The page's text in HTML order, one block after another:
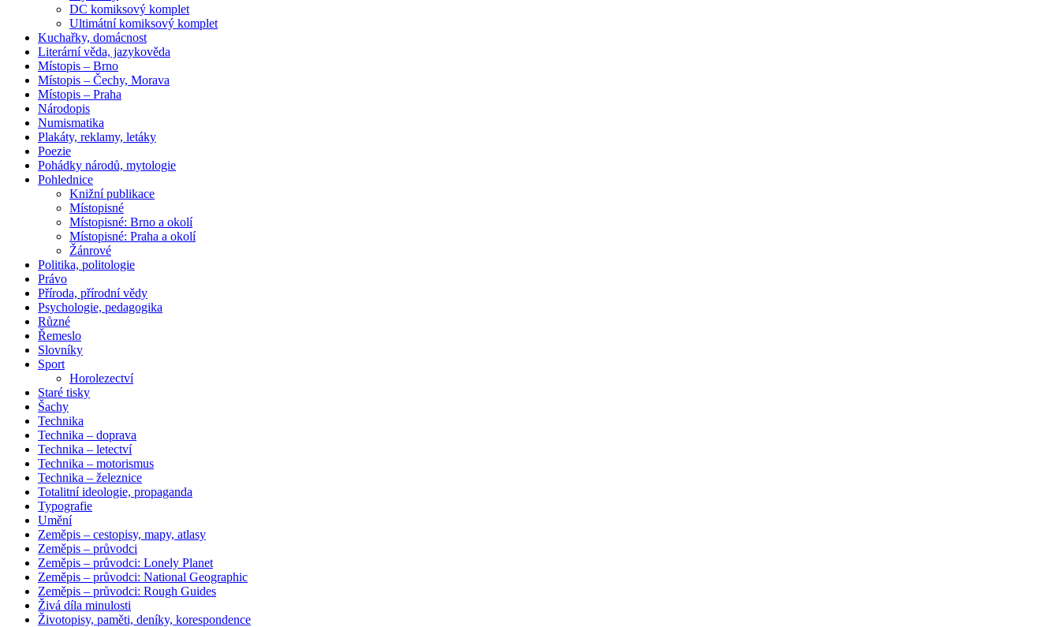
DC komiksový komplet
Ultimátní komiksový komplet
Kuchařky, domácnost
Literární věda, jazykověda
Místopis – Brno
Místopis – Čechy, Morava
Místopis – Praha
Národopis
Numismatika
Plakáty, reklamy, letáky
Poezie
Pohádky národů, mytologie
Pohlednice
Knižní publikace
Místopisné
Místopisné: Brno a okolí
Místopisné: Praha a okolí
Žánrové
Politika, politologie
Právo
Příroda, přírodní vědy
Psychologie, pedagogika
Různé
Řemeslo
Slovníky
Sport
Horolezectví
Staré tisky
Šachy
Technika
Technika – doprava
Technika – letectví
Technika – motorismus
Technika – železnice
Totalitní ideologie, propaganda
Typografie
Umění
Zeměpis – cestopisy, mapy, atlasy
Zeměpis – průvodci
Zeměpis – průvodci: Lonely Planet
Zeměpis – průvodci: National Geographic
Zeměpis – průvodci: Rough Guides
Živá díla minulosti
Životopisy, paměti, deníky, korespondence